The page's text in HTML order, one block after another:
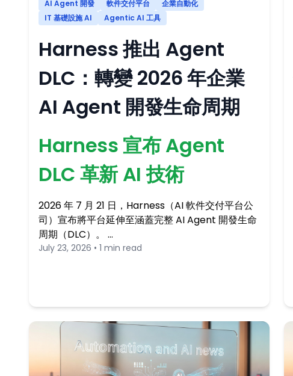
AI Agent 開發 軟件交付平台
企業自動化
IT 基礎設施 AI
Agentic AI 工具
Harness 推出 Agent
DLC：轉變 2026 年企業
AI Agent 開發生命周期
Harness 宣布 Agent
DLC 革新 AI 技術
2026 年 7 月 21 日，Harness（AI 軟件交付平台公
司）宣布將平台延伸至涵蓋完整 AI Agent 開發生命
周期（DLC）。 …
July 23, 2026 • 1 min read